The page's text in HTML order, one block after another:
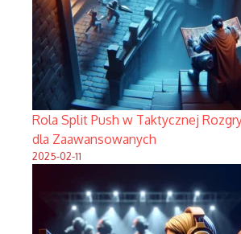
Rola Split Push w Taktycznej
dla Zaawansowanych
2025-02-11